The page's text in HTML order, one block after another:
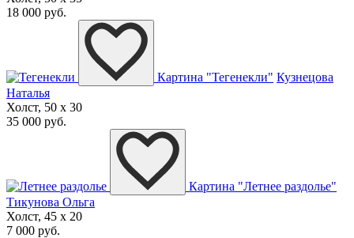
18 000 руб.
Картина "Тегенекли" Кузнецова
Наталья
Холст, 50 x 30
35 000 руб.
Картина "Летнее раздолье"
Тикунова Ольга
Холст, 45 x 20
7 000 руб.